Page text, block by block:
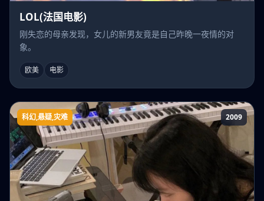
LOL(法国电影)
刚失恋的母亲发现，女儿的新男友竟是自己昨晚一夜情的对
象。
欧美 电影
惊变
科幻,悬疑,灾难 2009